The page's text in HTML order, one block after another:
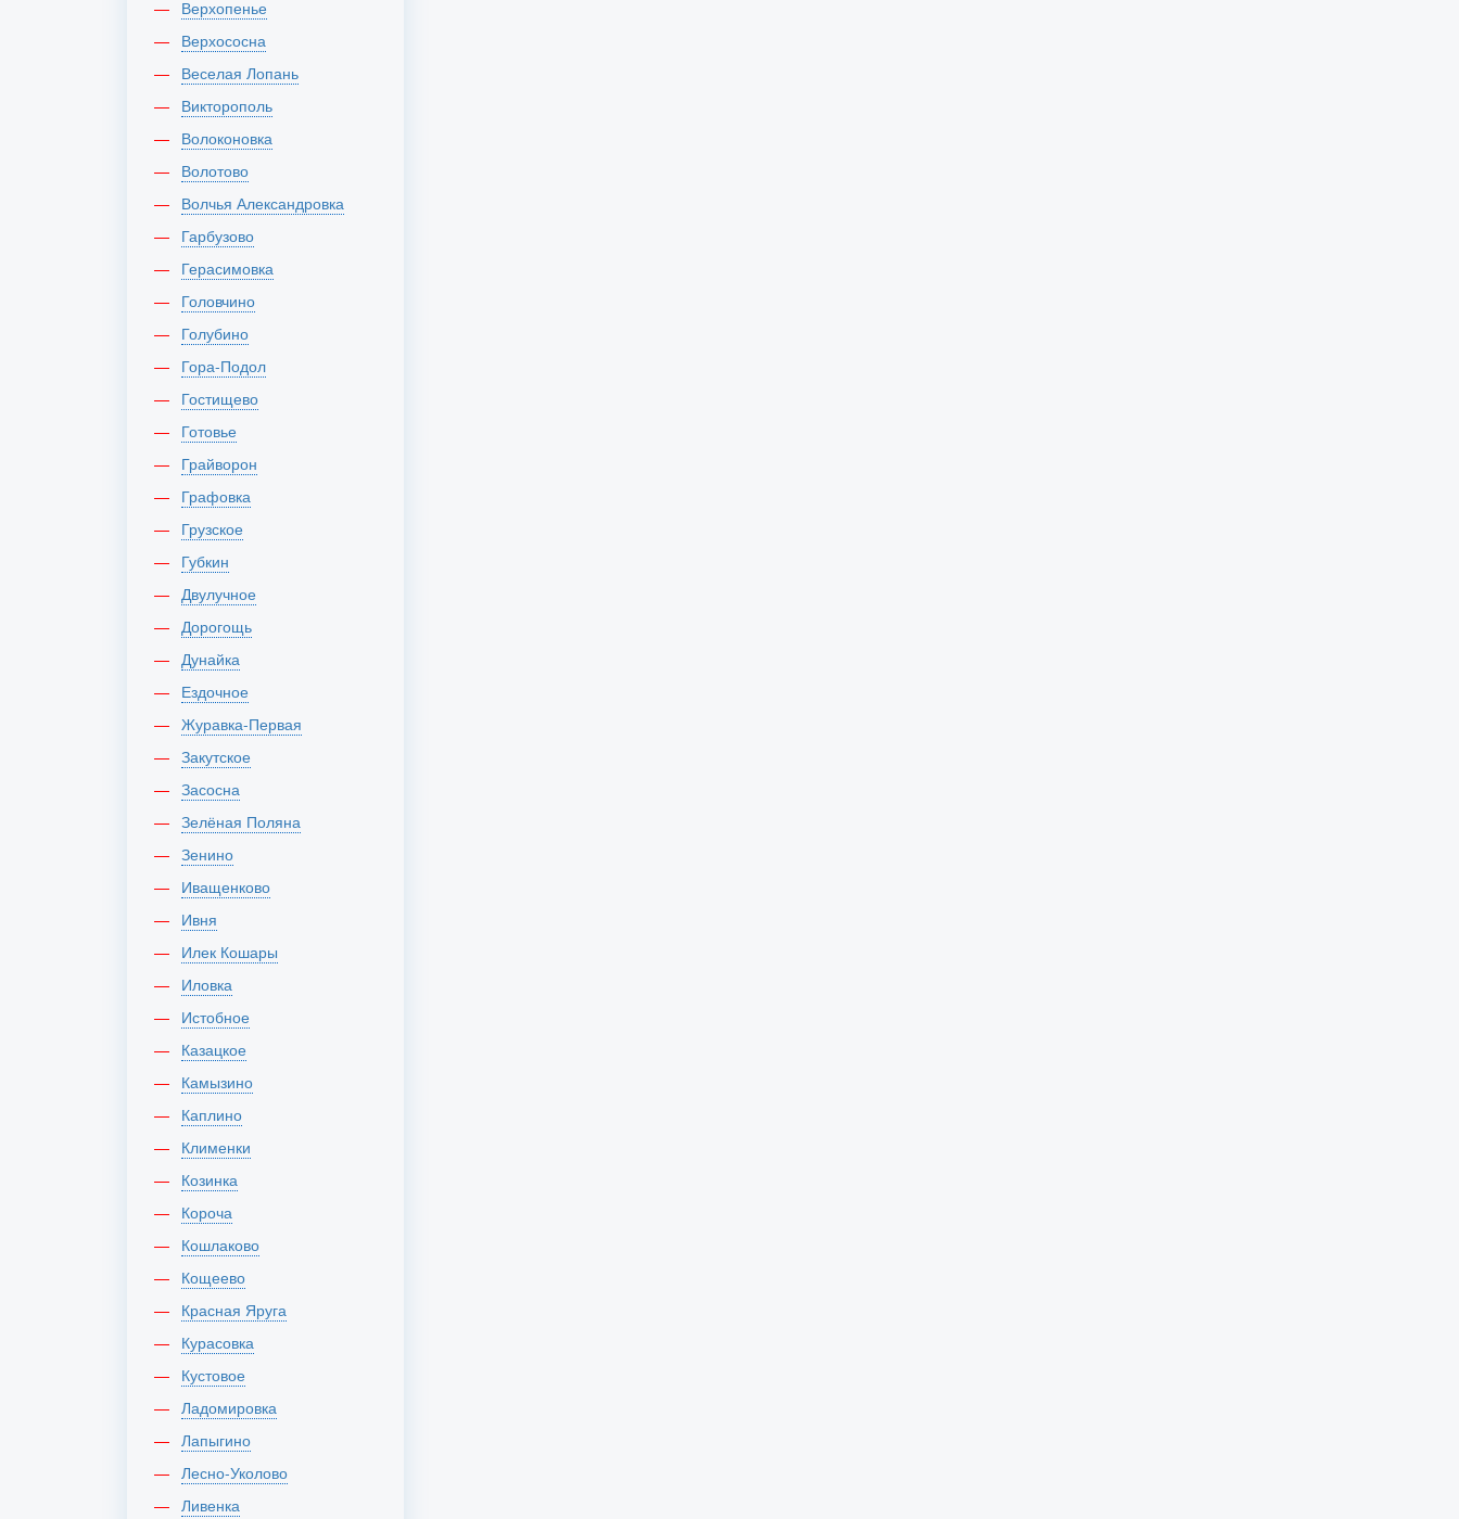
Верхопенье
Верхососна
Веселая Лопань
Викторополь
Волоконовка
Волотово
Волчья Александровка
Гарбузово
Герасимовка
Головчино
Голубино
Гора-Подол
Гостищево
Готовье
Грайворон
Графовка
Грузское
Губкин
Двулучное
Дорогощь
Дунайка
Ездочное
Журавка-Первая
Закутское
Засосна
Зелёная Поляна
Зенино
Иващенково
Ивня
Илек Кошары
Иловка
Истобное
Казацкое
Камызино
Каплино
Клименки
Козинка
Короча
Кошлаково
Кощеево
Красная Яруга
Курасовка
Кустовое
Ладомировка
Лапыгино
Лесно-Уколово
Ливенка